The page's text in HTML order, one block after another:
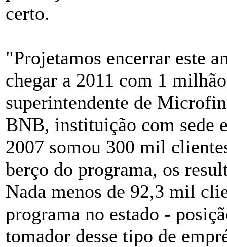
certo.
"Projetamos encerrar este
chegar a 2011 com 1
superintendente de
BNB, instituição com sede
2007 somou 300 mil
berço do programa, os
Nada menos de 92,3 mil
programa no estado -
tomador desse tipo de